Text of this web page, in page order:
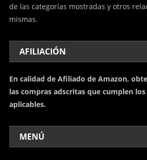
de las categorías mostradas y otros
mismas.
AFILIACIÓN
En calidad de Afiliado de Amazon,
las compras adscritas que cumplen
aplicables.
MENÚ